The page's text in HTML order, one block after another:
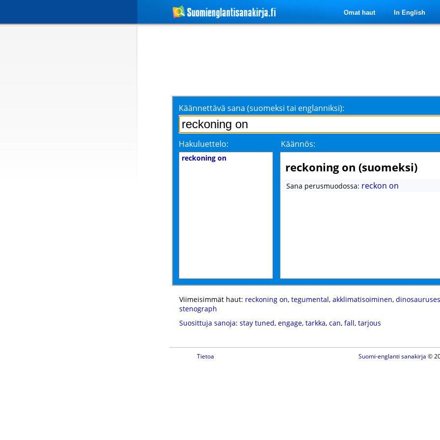
Omat haut In English
Käännettävä sana (suomeksi tai englanniksi):
Hakuluettelo: Käännös:
reckoning on
reckoning on (suomeksi)
Sana perusmuodossa: reckon on
Viimeisimmät haut: reckoning on, tegumental, akklimatisoiminen, dinosauruses
stenograph
Suosittuja sanoja: stay tuned, engage, tarkka, can, fall, tarjous
Tietoa Suomi-englanti sanakirja ©